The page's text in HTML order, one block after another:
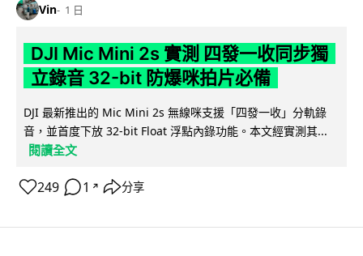
Vin 1 日
DJI Mic Mini 2s 實測 四發一收同步獨
立錄音 32-bit 防爆咪拍片必備
DJI 最新推出的 Mic Mini 2s 無線咪支援「四發一收」分軌錄
音，並首度下放 32-bit Float 浮點內錄功能。本文經實測其...
閱讀全文
249 1 ↗ 分享